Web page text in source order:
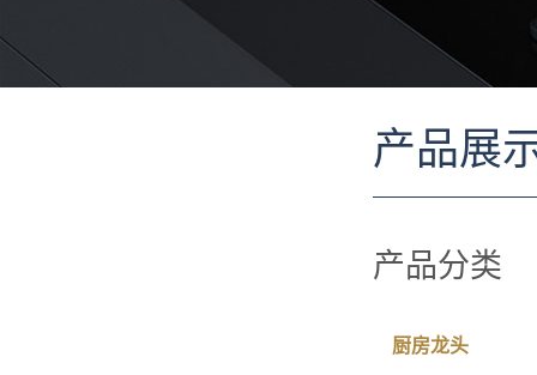
产品展
产品分类
厨房龙头